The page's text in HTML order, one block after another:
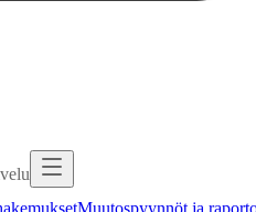
Muutospyynnöt ja